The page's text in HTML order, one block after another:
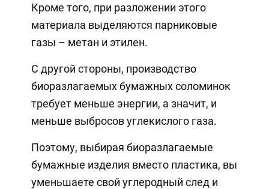
Кроме того, при разложении этого
материала выделяются парниковые
газы – метан и этилен.
С другой стороны, производство
биоразлагаемых бумажных соломинок
требует меньше энергии, а значит, и
меньше выбросов углекислого газа.
Поэтому, выбирая биоразлагаемые
бумажные изделия вместо пластика, вы
уменьшаете свой углеродный след и